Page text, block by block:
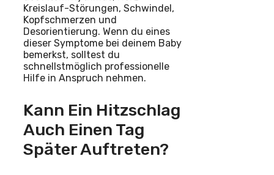
Kreislauf-Störungen, Schwindel,
Kopfschmerzen und
Desorientierung. Wenn du eines
dieser Symptome bei deinem Baby
bemerkst, solltest du
schnellstmöglich professionelle
Hilfe in Anspruch nehmen.
Kann Ein Hitzschlag
Auch Einen Tag
Später Auftreten?